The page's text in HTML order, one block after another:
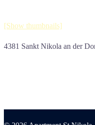
[Show thumbnails]
4381 Sankt Nikola an der